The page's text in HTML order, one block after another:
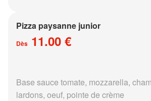
Pizza paysanne junior
Dès 11.00 €
Base sauce tomate, mozzarella,
lardons, oeuf, pointe de crème